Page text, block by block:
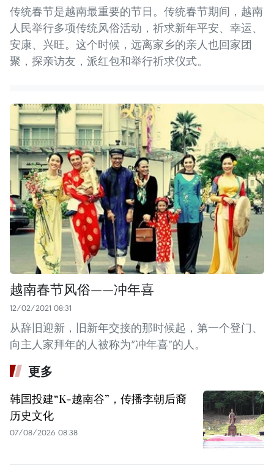
传统春节是越南最重要的节日。传统春节期间，越南
人民举行多项传统风俗活动，祈求新年平安、幸运、
安康、兴旺。这个时候，远离家乡的亲人也回家团
聚，探亲访友，派红包和举行祈求仪式。
越南春节风俗——冲年喜
12/02/2021 08:31
从辞旧迎新，旧新年交接的那时候起，第一个登门、
向主人家拜年的人被称为“冲年喜”的人。
更多
韩国投建“K-越南谷”，传播李朝后裔
历史文化
07/08/2026 08:38